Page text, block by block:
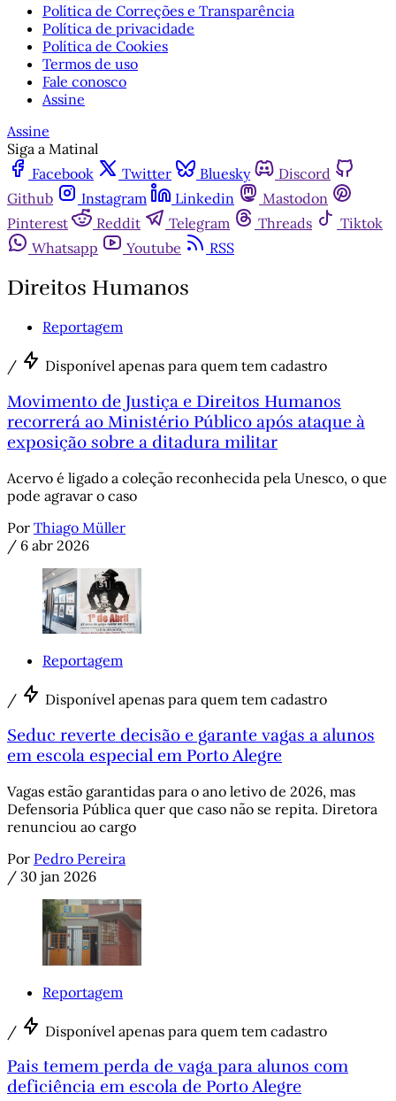
Política de Correções e Transparência
Política de privacidade
Política de Cookies
Termos de uso
Fale conosco
Assine
Assine
Siga a Matinal
Facebook
Twitter Bluesky
Discord
Github
Instagram Linkedin
Mastodon
Pinterest
Reddit Telegram Threads
Tiktok
Whatsapp
Youtube RSS
Direitos Humanos
Reportagem
/ Disponível apenas para quem tem cadastro
Movimento de Justiça e Direitos Humanos
recorrerá ao Ministério Público após ataque à
exposição sobre a ditadura militar
Acervo é ligado a coleção reconhecida pela Unesco, o que
pode agravar o caso
Por Thiago Müller
/ 6 abr 2026
Reportagem
/ Disponível apenas para quem tem cadastro
Seduc reverte decisão e garante vagas a alunos
em escola especial em Porto Alegre
Vagas estão garantidas para o ano letivo de 2026, mas
Defensoria Pública quer que caso não se repita. Diretora
renunciou ao cargo
Por Pedro Pereira
/ 30 jan 2026
Reportagem
/ Disponível apenas para quem tem cadastro
Pais temem perda de vaga para alunos com
deficiência em escola de Porto Alegre